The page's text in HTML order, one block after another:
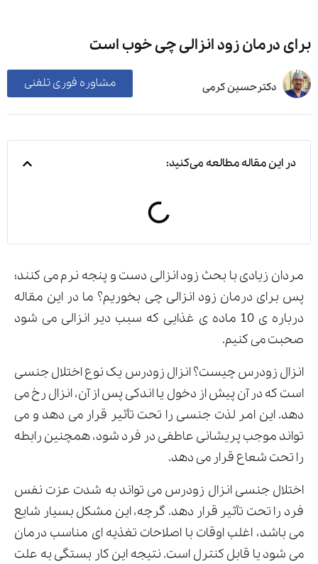
برای درمان زود انزالی چی خوب است
دکترحسین کرمی مشاوره فوری تلفنی
در این مقاله مطالعه می‌کنید:
مردان زیادی با بحث زود انزالی دست و پنجه نرم می کنند؛
پس برای درمان زود انزالی چی بخوریم؟ ما در این مقاله
درباره ی 10 ماده ی غذایی که سبب دیر انزالی می شود
صحبت می کنیم.
انزال زودرس چیست؟ انزال زودرس یک نوع اختلال جنسی
است که در آن پیش از دخول یا اندکی پس از آن، انزال رخ می
دهد. این امر لذت جنسی را تحت تأثیر قرار می دهد و می
تواند موجب پریشانی عاطفی در فرد شود، همچنین رابطه
را تحت شعاع قرار می دهد.
اختلال جنسی انزال زودرس می تواند به شدت عزت نفس
فرد را تحت تأثیر قرار دهد. گرچه، این مشکل بسیار شایع
می باشد، اغلب اوقات با اصلاحات تغذیه ای مناسب درمان
می شود یا قابل کنترل است. نتیجه این کار بستگی به علت
ارسال
قدرت گرفته از همیارسیستم